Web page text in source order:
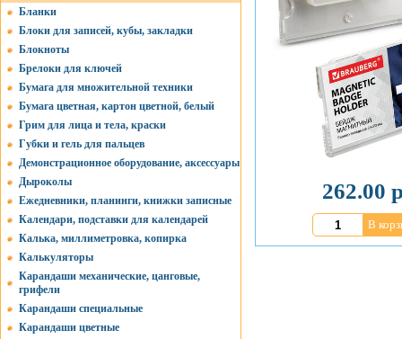
Бланки
Блоки для записей, кубы, закладки
Блокноты
Брелоки для ключей
Бумага для множительной техники
Бумага цветная, картон цветной, белый
Грим для лица и тела, краски
Губки и гель для пальцев
Демонстрационное оборудование, аксессуары
Дыроколы
Ежедневники, планинги, книжки записные
Календари, подставки для календарей
Калька, миллиметровка, копирка
Калькуляторы
Карандаши механические, цанговые,
грифели
Карандаши специальные
Карандаши цветные
262.00
В